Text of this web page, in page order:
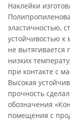
Наклейки
эластичностью,
устойчивостью к
не вытягивается
низких
при контакте с
Высокая
прочность
обозначения
помещения с